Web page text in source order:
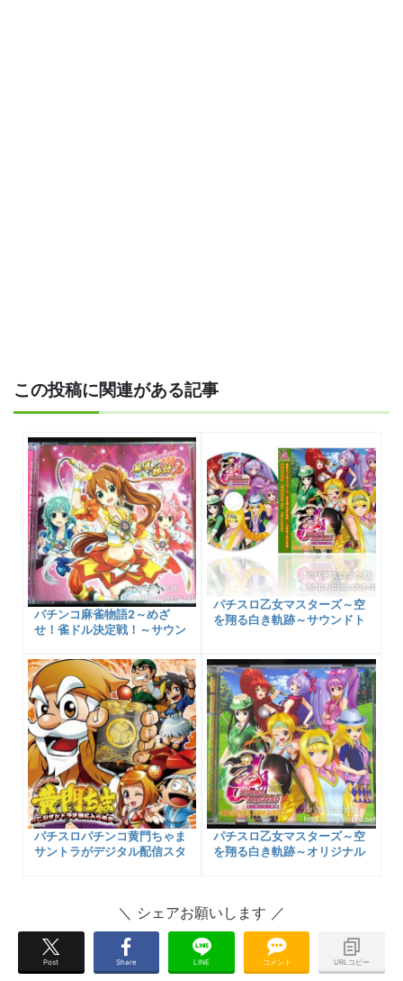
この投稿に関連がある記事
パチンコ麻雀物語2～めざ
せ！雀ドル決定戦！～サウン
購入先など
パチスロ乙女マスターズ～空
を翔る白き軌跡～サウンドト
パチスロパチンコ黄門ちゃま
サントラがデジタル配信スタ
パチスロ乙女マスターズ～空
を翔る白き軌跡～オリジナル
Post Share LINE コメント URLコピー